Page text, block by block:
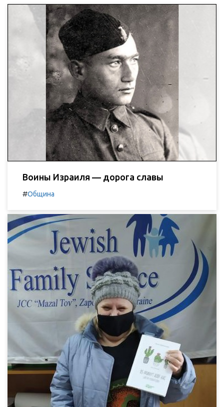
Воины Израиля — дорога славы
#Община